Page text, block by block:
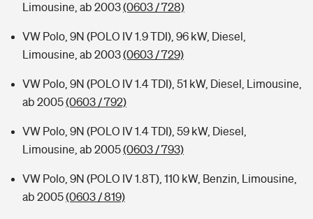
Limousine, ab 2003(0603 / 728)
VW Polo, 9N (POLO IV 1.9 TDI), 96 kW, Diesel,
Limousine, ab 2003(0603 / 729)
VW Polo, 9N (POLO IV 1.4 TDI), 51 kW, Diesel, Limousine,
ab 2005(0603 / 792)
VW Polo, 9N (POLO IV 1.4 TDI), 59 kW, Diesel,
Limousine, ab 2005(0603 / 793)
VW Polo, 9N (POLO IV 1.8T), 110 kW, Benzin, Limousine,
ab 2005(0603 / 819)